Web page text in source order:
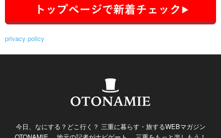
privacy policy
今日、なにする？どこ行く？ 三重に暮らす・旅するWEBマガジン